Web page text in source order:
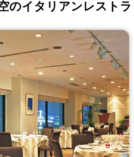
のイタリアンレストラ